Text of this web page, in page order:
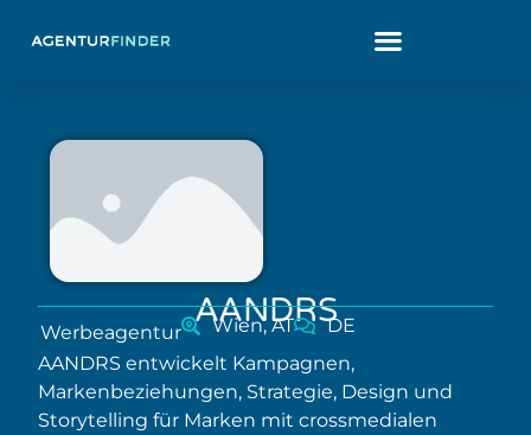
AANDRS
Werbeagentur Wien, AT
DE
AANDRS entwickelt Kampagnen,
Markenbeziehungen, Strategie, Design und
Storytelling für Marken mit crossmedialen